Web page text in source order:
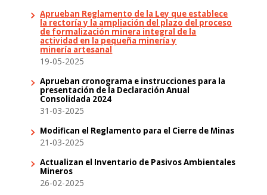
Aprueban Reglamento de la Ley que establece
la rectoría y la ampliación del plazo del proceso
de formalización minera integral de la
actividad en la pequeña minería y
minería artesanal
19-05-2025
Aprueban cronograma e instrucciones para la
presentación de la Declaración Anual
Consolidada 2024
31-03-2025
Modifican el Reglamento para el Cierre de Minas
21-03-2025
Actualizan el Inventario de Pasivos Ambientales
Mineros
26-02-2025